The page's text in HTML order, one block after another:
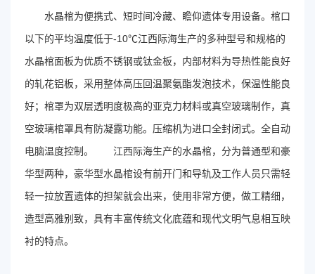
水晶棺为便携式、短时间冷藏、瞻仰遗体专用设备。棺口
以下的平均温度低于-10℃江西际海生产的多种型号和规格的
水晶棺面板为优质不锈钢或钛金板，内部材料为导热性能良好
的轧花铝板，采用整体高压回温聚氨酯发泡技术，保温性能良
好；棺罩为双层透明度极高的亚克力材料或真空玻璃制作，真
空玻璃棺罩具有防凝露功能。压缩机为进口全封闭式。全自动
电脑温度控制。 江西际海生产的水晶棺，分为普通型和豪
华型两种，豪华型水晶棺设有前开门和导轨及工作人员只需轻
轻一拉放置遗体的担架就会出来，使用非常方便，做工精细，
造型高雅别致，具有丰富传统文化底蕴和现代文明气息相互映
衬的特点。